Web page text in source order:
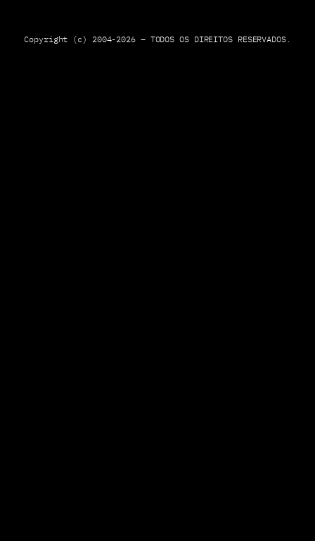
r
Copyright (c) 2004-2026 – TODOS OS DIREITOS RESERVADOS.